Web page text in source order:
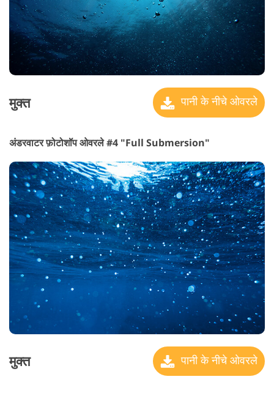
मुक्त पानी के नीचे ओवरले
अंडरवाटर फ़ोटोशॉप ओवरले #4 "Full Submersion"
मुक्त पानी के नीचे ओवरले